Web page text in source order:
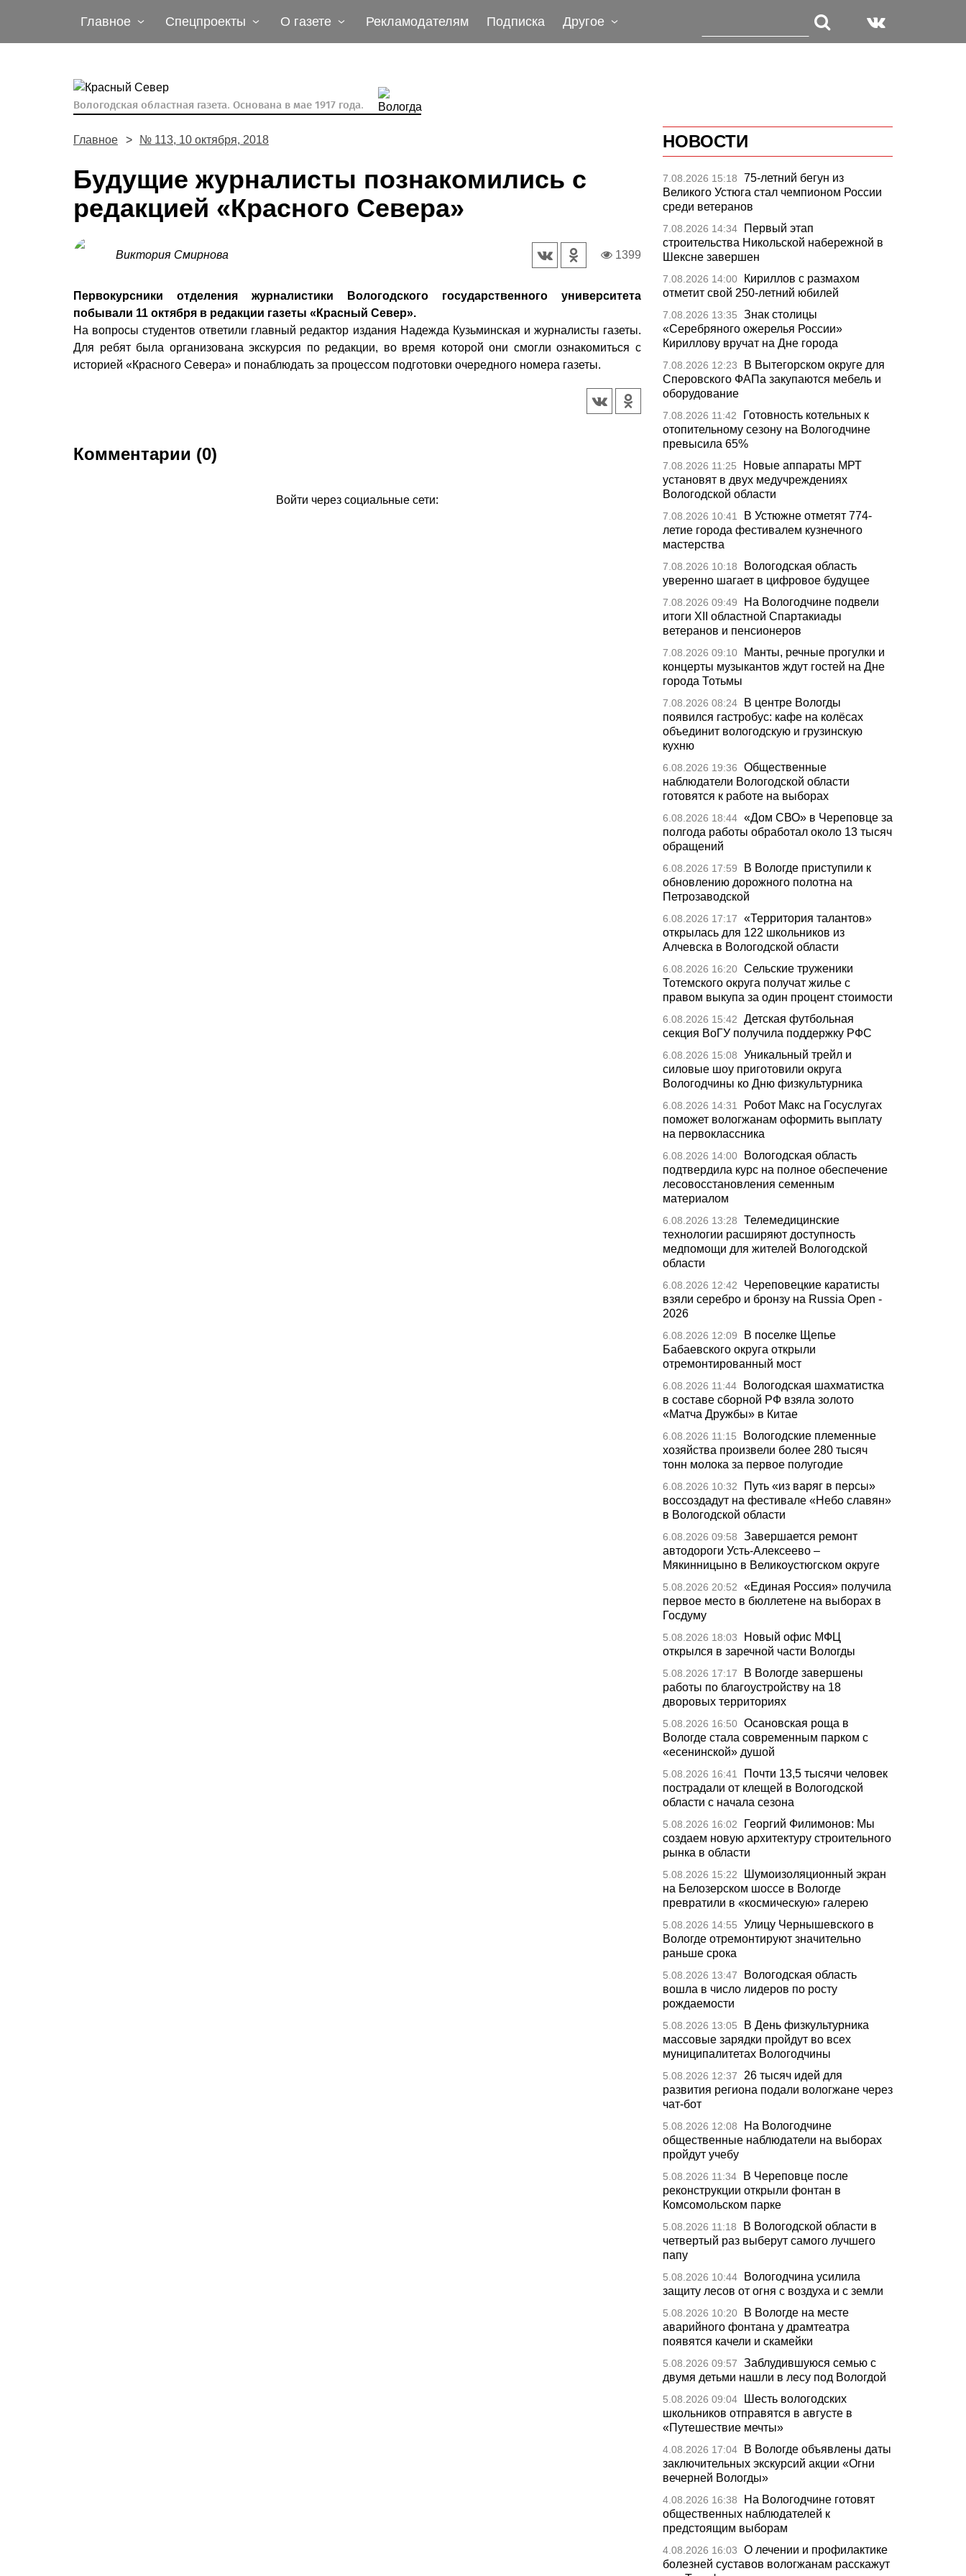
Главное Спецпроекты О газете Рекламодателям Подписка Другое
Вологодская областная газета. Основана в мае 1917 года.
Главное № 113, 10 октября, 2018
Будущие журналисты познакомились с
редакцией «Красного Севера»
Виктория Смирнова 1399
Первокурсники отделения журналистики Вологодского государственного университета
побывали 11 октября в редакции газеты «Красный Север».
На вопросы студентов ответили главный редактор издания Надежда Кузьминская и журналисты газеты.
Для ребят была организована экскурсия по редакции, во время которой они смогли ознакомиться с
историей «Красного Севера» и понаблюдать за процессом подготовки очередного номера газеты.
Комментарии (0)
Войти через социальные сети:
НОВОСТИ
7.08.2026 15:18
75-летний бегун из
Великого Устюга стал чемпионом России
среди ветеранов
7.08.2026 14:34
Первый этап
строительства Никольской набережной в
Шексне завершен
7.08.2026 14:00
Кириллов с размахом
отметит свой 250-летний юбилей
7.08.2026 13:35
Знак столицы
«Серебряного ожерелья России»
Кириллову вручат на Дне города
7.08.2026 12:23
В Вытегорском округе для
Сперовского ФАПа закупаются мебель и
оборудование
7.08.2026 11:42
Готовность котельных к
отопительному сезону на Вологодчине
превысила 65%
7.08.2026 11:25
Новые аппараты МРТ
установят в двух медучреждениях
Вологодской области
7.08.2026 10:41
В Устюжне отметят 774-
летие города фестивалем кузнечного
мастерства
7.08.2026 10:18
Вологодская область
уверенно шагает в цифровое будущее
7.08.2026 09:49
На Вологодчине подвели
итоги XII областной Спартакиады
ветеранов и пенсионеров
7.08.2026 09:10
Манты, речные прогулки и
концерты музыкантов ждут гостей на Дне
города Тотьмы
7.08.2026 08:24
В центре Вологды
появился гастробус: кафе на колёсах
объединит вологодскую и грузинскую
кухню
6.08.2026 19:36
Общественные
наблюдатели Вологодской области
готовятся к работе на выборах
6.08.2026 18:44 «Дом СВО» в Череповце за
полгода работы обработал около 13 тысяч
обращений
6.08.2026 17:59
В Вологде приступили к
обновлению дорожного полотна на
Петрозаводской
6.08.2026 17:17
«Территория талантов»
открылась для 122 школьников из
Алчевска в Вологодской области
6.08.2026 16:20 Сельские труженики
Тотемского округа получат жилье с
правом выкупа за один процент стоимости
6.08.2026 15:42
Детская футбольная
секция ВоГУ получила поддержку РФС
6.08.2026 15:08
Уникальный трейл и
силовые шоу приготовили округа
Вологодчины ко Дню физкультурника
6.08.2026 14:31
Робот Макс на Госуслугах
поможет вологжанам оформить выплату
на первоклассника
6.08.2026 14:00
Вологодская область
подтвердила курс на полное обеспечение
лесовосстановления семенным
материалом
6.08.2026 13:28
Телемедицинские
технологии расширяют доступность
медпомощи для жителей Вологодской
области
6.08.2026 12:42
Череповецкие каратисты
взяли серебро и бронзу на Russia Open -
2026
6.08.2026 12:09
В поселке Щепье
Бабаевского округа открыли
отремонтированный мост
6.08.2026 11:44
Вологодская шахматистка
в составе сборной РФ взяла золото
«Матча Дружбы» в Китае
6.08.2026 11:15
Вологодские племенные
хозяйства произвели более 280 тысяч
тонн молока за первое полугодие
6.08.2026 10:32
Путь «из варяг в персы»
воссоздадут на фестивале «Небо славян»
в Вологодской области
6.08.2026 09:58
Завершается ремонт
автодороги Усть-Алексеево –
Мякинницыно в Великоустюгском округе
5.08.2026 20:52
«Единая Россия» получила
первое место в бюллетене на выборах в
Госдуму
5.08.2026 18:03
Новый офис МФЦ
открылся в заречной части Вологды
5.08.2026 17:17
В Вологде завершены
работы по благоустройству на 18
дворовых территориях
5.08.2026 16:50 Осановская роща в
Вологде стала современным парком с
«есенинской» душой
5.08.2026 16:41
Почти 13,5 тысячи человек
пострадали от клещей в Вологодской
области с начала сезона
5.08.2026 16:02
Георгий Филимонов: Мы
создаем новую архитектуру строительного
рынка в области
5.08.2026 15:22
Шумоизоляционный экран
на Белозерском шоссе в Вологде
превратили в «космическую» галерею
5.08.2026 14:55
Улицу Чернышевского в
Вологде отремонтируют значительно
раньше срока
5.08.2026 13:47
Вологодская область
вошла в число лидеров по росту
рождаемости
5.08.2026 13:05
В День физкультурника
массовые зарядки пройдут во всех
муниципалитетах Вологодчины
5.08.2026 12:37
26 тысяч идей для
развития региона подали вологжане через
чат-бот
5.08.2026 12:08
На Вологодчине
общественные наблюдатели на выборах
пройдут учебу
5.08.2026 11:34
В Череповце после
реконструкции открыли фонтан в
Комсомольском парке
5.08.2026 11:18
В Вологодской области в
четвертый раз выберут самого лучшего
папу
5.08.2026 10:44
Вологодчина усилила
защиту лесов от огня с воздуха и с земли
5.08.2026 10:20
В Вологде на месте
аварийного фонтана у драмтеатра
появятся качели и скамейки
5.08.2026 09:57
Заблудившуюся семью с
двумя детьми нашли в лесу под Вологдой
5.08.2026 09:04
Шесть вологодских
школьников отправятся в августе в
«Путешествие мечты»
4.08.2026 17:04
В Вологде объявлены даты
заключительных экскурсий акции «Огни
вечерней Вологды»
4.08.2026 16:38
На Вологодчине готовят
общественных наблюдателей к
предстоящим выборам
4.08.2026 16:03
О лечении и профилактике
болезней суставов вологжанам расскажут